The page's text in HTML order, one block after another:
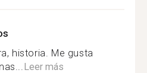
historia. Me gusta
Leer más